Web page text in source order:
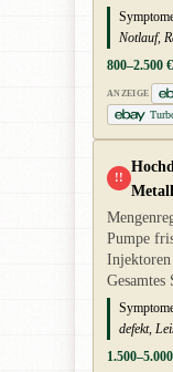
Notlauf,
800–2.500 €
ANZEIGE
!!
Pumpe
Gesamtes
defekt,